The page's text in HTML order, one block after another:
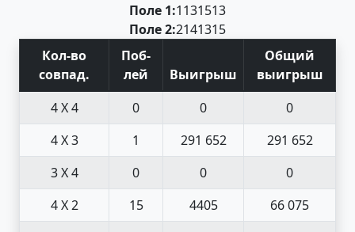
Поле 1:1131513
Поле 2:2141315
Кол-во
совпад.
Поб-
лей
Выигрыш
Общий
выигрыш
4 X 4
0 0
0
4 X 3
1 291 652
291 652
3 X 4
0 0
0
4 X 2
15 4405
66 075